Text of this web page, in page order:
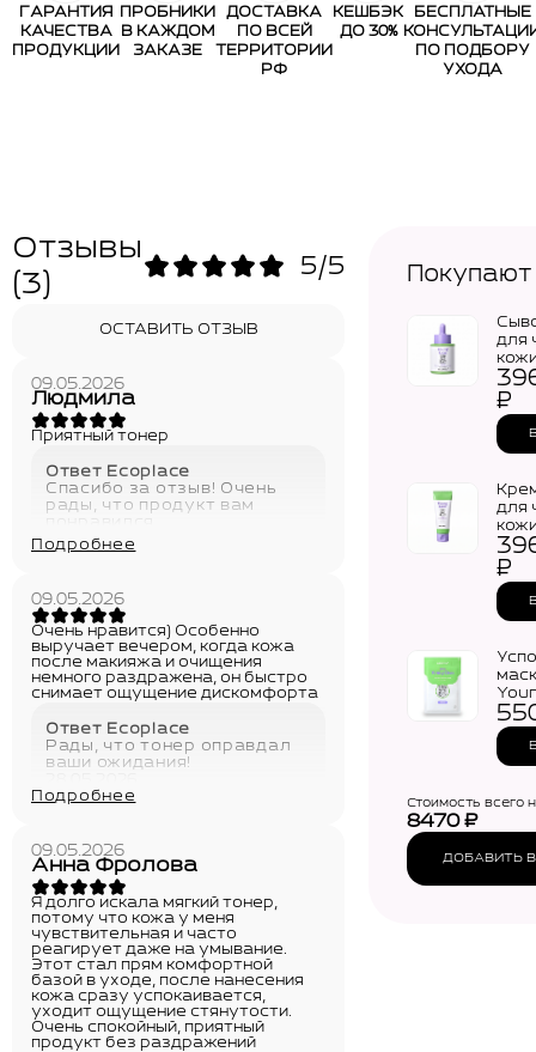
ГАРАНТИЯ
КАЧЕСТВА
ПРОДУКЦИИ
ПРОБНИКИ
В КАЖДОМ
ЗАКАЗЕ
ДОСТАВКА
ПО ВСЕЙ
ТЕРРИТОРИИ
РФ
КЕШБЭК
ДО 30%
БЕСПЛАТНЫЕ
ПО ПОДБОРУ
УХОДА
Отзывы
(3)
5/5
ОСТАВИТЬ ОТЗЫВ
09.05.2026
Людмила
Приятный тонер
Ответ Ecoplace
Спасибо за отзыв! Очень
рады, что продукт вам
28.05.2026
Подробнее
09.05.2026
Очень нравится) Особенно
выручает вечером, когда кожа
после макияжа и очищения
немного раздражена, он быстро
снимает ощущение дискомфорта
Ответ Ecoplace
Рады, что тонер оправдал
ваши ожидания!
Подробнее
09.05.2026
Анна Фролова
Я долго искала мягкий тонер,
потому что кожа у меня
чувствительная и часто
реагирует даже на умывание.
Этот стал прям комфортной
базой в уходе, после нанесения
кожа сразу успокаивается,
уходит ощущение стянутости.
Очень спокойный, приятный
продукт без раздражений
для
₽
для
₽
Стоимость всего
8470₽
ДОБАВИТЬ